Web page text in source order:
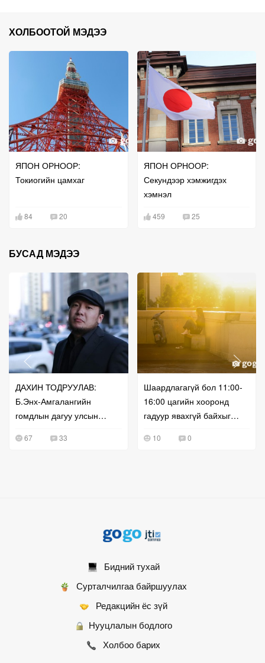
ХОЛБООТОЙ МЭДЭЭ
ЯПОН ОРНООР:
Токиогийн цамхаг
84 20
ЯПОН ОРНООР:
Секундээр хэмжигдэх
хэмнэл
459 25
БУСАД МЭДЭЭ
ДАХИН ТОДРУУЛАВ:
Б.Энх-Амгалангийн
гомдлын дагуу улсын
өгчээ
67 33
Шаардлагагүй бол 11:00-
16:00 цагийн хооронд
гадуур явахгүй байхыг
10 0
Бидний тухай
Сурталчилгаа байршуулах
Редакцийн ёс зүй
Нууцлалын бодлого
Холбоо барих